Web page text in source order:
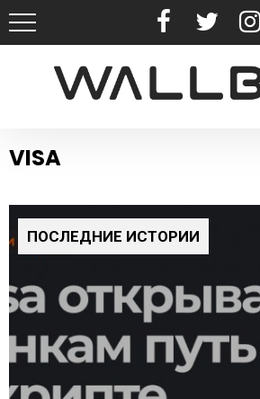
VISA
ПОСЛЕДНИЕ ИСТОРИИ